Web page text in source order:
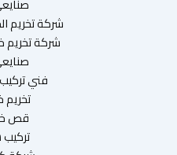
شركة تخريم
شركة تخريم
فني
تخريم
قص